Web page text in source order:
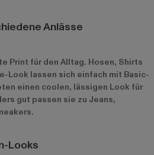
Anlässe
Print für den Alltag. Hosen, Shirts
Look lassen sich einfach mit Basic-
einen coolen, lässigen Look für
gut passen sie zu Jeans,
Looks